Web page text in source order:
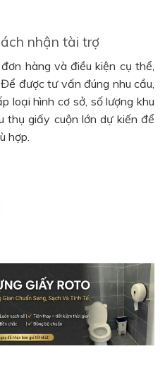
nhận tài trợ
hàng và điều kiện cụ thể,
được tư vấn đúng nhu cầu,
loại hình cơ sở, số lượng khu
thụ giấy cuộn lớn dự kiến để
hợp.